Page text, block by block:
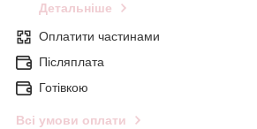
Детальніше
Оплатити частинами
Післяплата
Готівкою
Всі умови оплати